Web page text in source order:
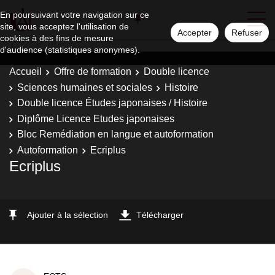
En poursuivant votre navigation sur ce
site, vous acceptez l'utilisation de
cookies à des fins de mesure
d'audience (statistiques anonymes).
Accepter Refuser
Accueil Offre de formation
Double licence
Sciences humaines et sociales
Histoire
Double licence Études japonaises / Histoire
Diplôme Licence Etudes japonaises
Bloc Remédiation en langue et autoformation
Autoformation
Ecriplus
Ecriplus
Ajouter à la sélection Télécharger